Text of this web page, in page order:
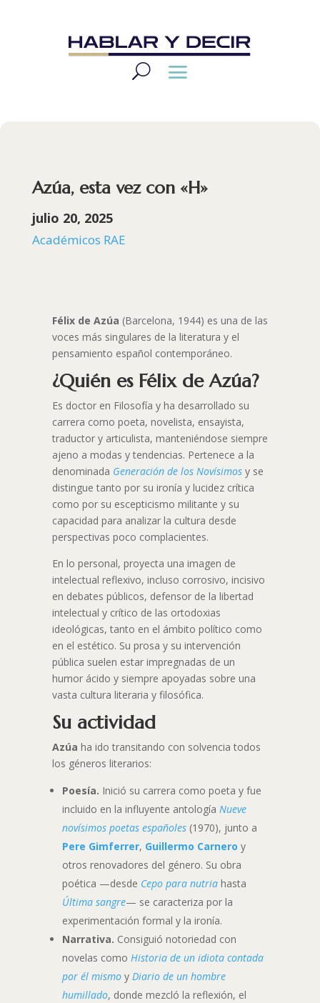
Azúa, esta vez con «H»
julio 20, 2025
Académicos RAE
Félix de Azúa (Barcelona, 1944) es una de las
voces más singulares de la literatura y el
pensamiento español contemporáneo.
¿Quién es Félix de Azúa?
Es doctor en Filosofía y ha desarrollado su
carrera como poeta, novelista, ensayista,
traductor y articulista, manteniéndose siempre
ajeno a modas y tendencias. Pertenece a la
denominada Generación de los Novísimosy se
distingue tanto por su ironía y lucidez crítica
como por su escepticismo militante y su
capacidad para analizar la cultura desde
perspectivas poco complacientes.
En lo personal, proyecta una imagen de
intelectual reflexivo, incluso corrosivo, incisivo
en debates públicos, defensor de la libertad
intelectual y crítico de las ortodoxias
ideológicas, tanto en el ámbito político como
en el estético. Su prosa y su intervención
pública suelen estar impregnadas de un
humor ácido y siempre apoyadas sobre una
vasta cultura literaria y filosófica.
Su actividad
Azúa ha ido transitando con solvencia todos
los géneros literarios:
Poesía. Inició su carrera como poeta y fue
incluido en la influyente antología Nueve
novísimos poetas españoles(1970), junto a
Pere Gimferrer, Guillermo Carnero y
otros renovadores del género. Su obra
poética —desde Cepo para nutriahasta
Última sangre— se caracteriza por la
experimentación formal y la ironía.
Narrativa. Consiguió notoriedad con
novelas como Historia de un idiota contada
por él mismoy Diario de un hombre
humillado, donde mezcló la reflexión, el